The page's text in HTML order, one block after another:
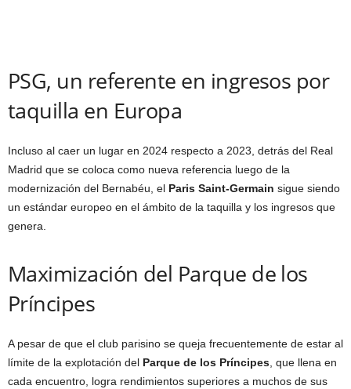
PSG, un referente en ingresos por
taquilla en Europa
Incluso al caer un lugar en 2024 respecto a 2023, detrás del Real
Madrid que se coloca como nueva referencia luego de la
modernización del Bernabéu, el Paris Saint-Germain sigue siendo
un estándar europeo en el ámbito de la taquilla y los ingresos que
genera.
Maximización del Parque de los
Príncipes
A pesar de que el club parisino se queja frecuentemente de estar al
límite de la explotación del Parque de los Príncipes, que llena en
cada encuentro, logra rendimientos superiores a muchos de sus